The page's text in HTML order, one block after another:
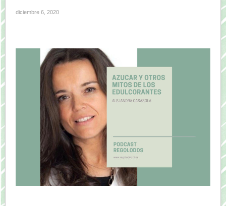
diciembre 6, 2020